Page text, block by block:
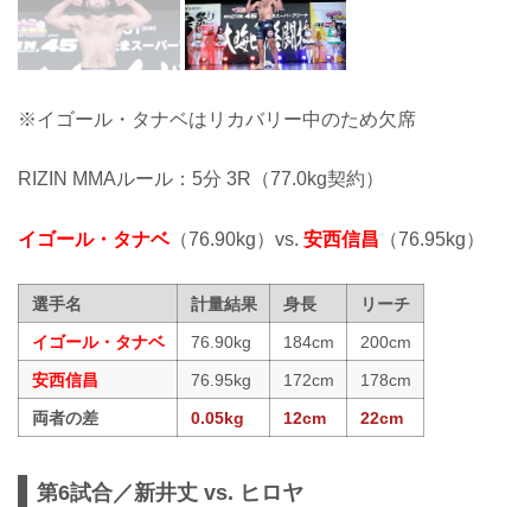
※イゴール・タナベはリカバリー中のため欠席
RIZIN MMAルール：5分 3R（77.0kg契約）
イゴール・タナベ（76.90kg）vs. 安西信昌 （76.95kg）
選手名 計量結果 身長
リーチ
イゴール・タナベ
76.90kg 184cm
200cm
安西信昌
76.95kg 172cm
178cm
両者の差
0.05kg 12cm 22cm
第6試合／新井丈 vs. ヒロヤ